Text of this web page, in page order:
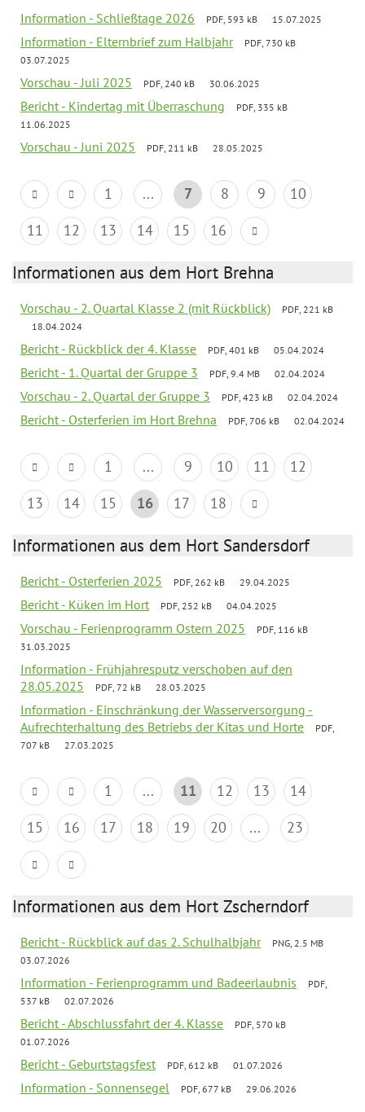
Information - Schließtage 2026 PDF, 593 kB 15.07.2025
Information - Elternbrief zum Halbjahr
PDF, 730 kB
03.07.2025
Vorschau - Juli 2025 PDF, 240 kB 30.06.2025
Bericht - Kindertag mit Überraschung
PDF, 335 kB
11.06.2025
Vorschau - Juni 2025 PDF, 211 kB 28.05.2025
1 ... 7 8 9
10
11
12 13 14 15 16
Informationen aus dem Hort Brehna
Vorschau - 2. Quartal Klasse 2 (mit Rückblick)
PDF, 221 kB
18.04.2024
Bericht - Rückblick der 4. Klasse PDF, 401 kB 05.04.2024
Bericht - 1. Quartal der Gruppe 3 PDF, 9.4 MB 02.04.2024
Vorschau - 2. Quartal der Gruppe 3 PDF, 423 kB 02.04.2024
Bericht - Osterferien im Hort Brehna PDF, 706 kB 02.04.2024
1 ... 9 10 11
12
13
14 15 16 17 18
Informationen aus dem Hort Sandersdorf
Bericht - Osterferien 2025 PDF, 262 kB 29.04.2025
Bericht - Küken im Hort PDF, 252 kB 04.04.2025
Vorschau - Ferienprogramm Ostern 2025
PDF, 116 kB
31.03.2025
Information - Frühjahresputz verschoben auf den
28.05.2025
PDF, 72 kB 28.03.2025
Information - Einschränkung der Wasserversorgung -
Aufrechterhaltung des Betriebs der Kitas und Horte
PDF,
707 kB
27.03.2025
1 ... 11 12 13
14
15
16 17 18 19 20 ... 23
Informationen aus dem Hort Zscherndorf
Bericht - Rückblick auf das 2. Schulhalbjahr
PNG, 2.5 MB
03.07.2026
Information - Ferienprogramm und Badeerlaubnis
PDF,
537 kB
02.07.2026
Bericht - Abschlussfahrt der 4. Klasse
PDF, 570 kB
01.07.2026
Bericht - Geburtstagsfest PDF, 612 kB 01.07.2026
Information - Sonnensegel PDF, 677 kB 29.06.2026